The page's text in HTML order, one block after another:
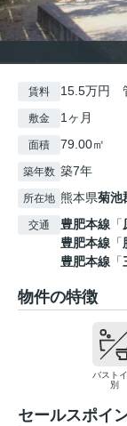
賃料 15.5万円
敷金 1ヶ月
面積 79.00㎡
築年数 築7年
所在地 熊本県菊池
交通 豊肥本線 「
豊肥本線 「
豊肥本線 「
物件の特徴
バスト
別
セールスポイ